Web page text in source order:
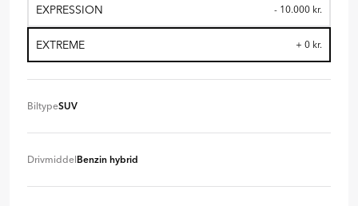
EXPRESSION - 10.000 kr.
EXTREME + 0 kr.
BiltypeSUV
DrivmiddelBenzin hybrid